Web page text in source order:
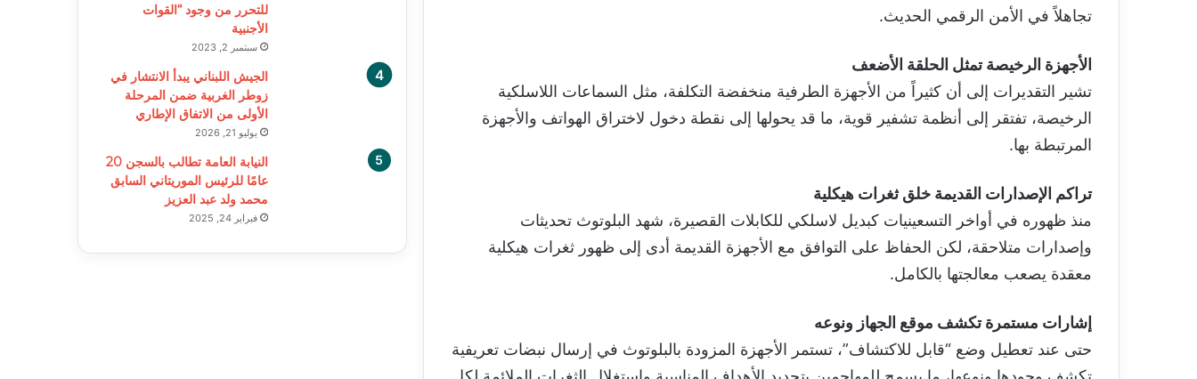
تجاهلاً في الأمن الرقمي الحديث.
الأجهزة الرخيصة تمثل الحلقة الأضعف
تشير التقديرات إلى أن كثيراً من الأجهزة الطرفية منخفضة التكلفة، مثل السماعات اللاسلكية
الرخيصة، تفتقر إلى أنظمة تشفير قوية، ما قد يحولها إلى نقطة دخول لاختراق الهواتف والأجهزة
المرتبطة بها.
تراكم الإصدارات القديمة خلق ثغرات هيكلية
منذ ظهوره في أواخر التسعينيات كبديل لاسلكي للكابلات القصيرة، شهد البلوتوث تحديثات
وإصدارات متلاحقة، لكن الحفاظ على التوافق مع الأجهزة القديمة أدى إلى ظهور ثغرات هيكلية
معقدة يصعب معالجتها بالكامل.
إشارات مستمرة تكشف موقع الجهاز ونوعه
حتى عند تعطيل وضع “قابل للاكتشاف”، تستمر الأجهزة المزودة بالبلوتوث في إرسال نبضات تعريفية
للتحرر من وجود “القوات
الأجنبية
سبتمبر 2, 2023
الجيش اللبناني يبدأ الانتشار في
زوطر الغربية ضمن المرحلة
الأولى من الاتفاق الإطاري
يوليو 21, 2026
النيابة العامة تطالب بالسجن 20
عامًا للرئيس الموريتاني السابق
محمد ولد عبد العزيز
فبراير 24, 2025